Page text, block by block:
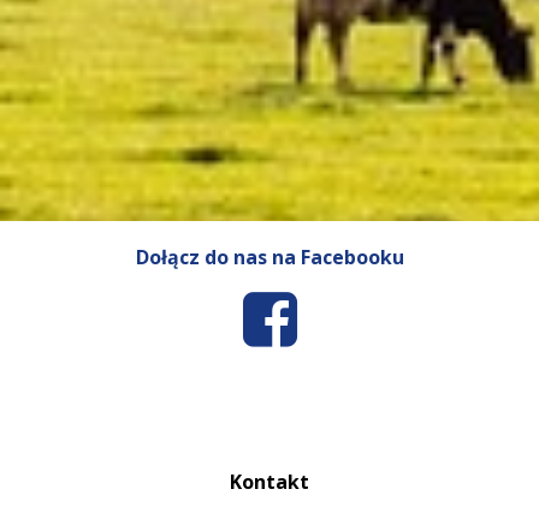
Dołącz do nas na Facebooku
Kontakt